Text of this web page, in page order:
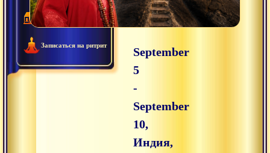
Создать домашний
ашрам
Записаться на ритрит
September
5
-
September
10,
Индия,